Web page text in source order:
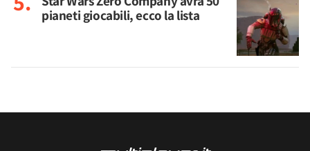
pianeti giocabili, ecco la lista